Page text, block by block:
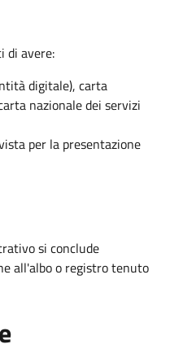
di avere:
digitale), carta
nazionale dei servizi
per la presentazione
si conclude
all'albo o registro tenuto